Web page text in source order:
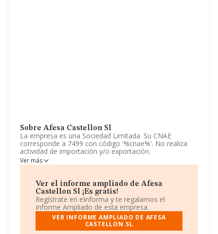
Sobre Afesa Castellon Sl
La empresa es una Sociedad Limitada. Su CNAE
corresponde a 7499 con código '%cnae%'. No realiza
actividad de importación y/o exportación.
La plantilla se ha mantenido igual y atendiendo a los
empleados de la compañía ha estado por debajo de la
media de sector.
Para comunicarse con sus oficinas, el número de
teléfono es 964250683.
La compañíaAfesa Castellon S.L, con NIF
Ver más
Ver el informe ampliado de Afesa
Castellon Sl ¡Es gratis!
Regístrate en eInforma y te regalamos el
Informe Ampliado de esta empresa.
VER INFORME AMPLIADO DE AFESA
CASTELLON SL